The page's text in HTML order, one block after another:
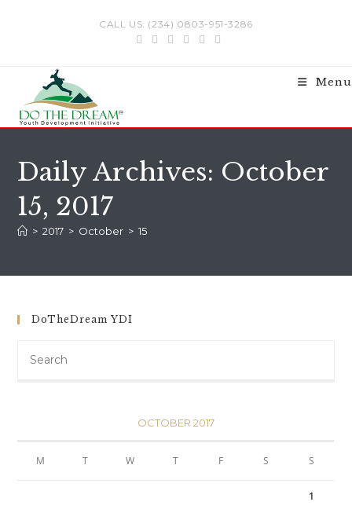
CALL US: (234) 0803-951-3286
Menu
Daily Archives: October
15, 2017
> 2017 > October > 15
DoTheDream YDI
OCTOBER 2017
M T W T F S S
1